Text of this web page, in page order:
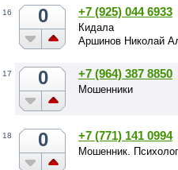
16 0 +7 (925) 044 6933
Кидала
Аршинов Николай
17 0 +7 (964) 387 8850
Мошенники
18 0 +7 (771) 141 0994
Мошенник.